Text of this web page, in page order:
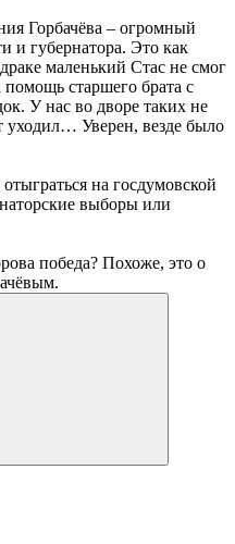
Горбачёва – огромный
и губернатора. Это как
маленький Стас не смог
старшего брата с
У нас во дворе таких не
уходил… Уверен, везде было
на госдумовской
выборы или
победа? Похоже, это о